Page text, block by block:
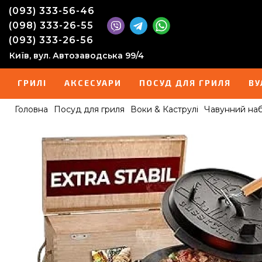
(093) 333-56-46
(098) 333-26-55
(093) 333-26-56
Київ, вул. Автозаводська 99/4
ГРИЛІ АКСЕСУАРИ ПОСУД ДЛЯ ГРИЛЯ
Головна Посуд для гриля Воки & Каструлі Чавунний